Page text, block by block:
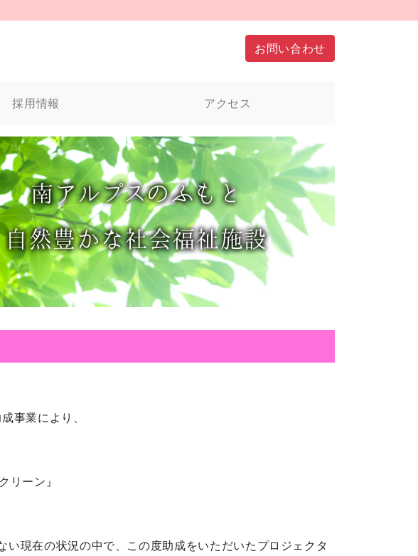
お問い合わせ
採用情報 アクセス
南アルプスのふもと
自然豊かな社会福祉施設
事業により、
リーン』
現在の状況の中で、この度助成をいただいたプロジェクタ